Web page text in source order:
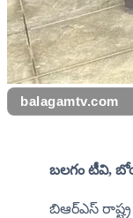
balagamtv.com
బలగం టీవి,
బిఆర్ఎస్